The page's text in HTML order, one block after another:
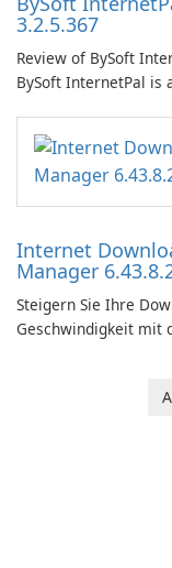
3.2.5.367
Review of BySoft
BySoft InternetPal is
application designed to
monitor your internet
connection and
time insights into its
Internet
Manager
Steigern Sie Ihre
Geschwindigkeit mit